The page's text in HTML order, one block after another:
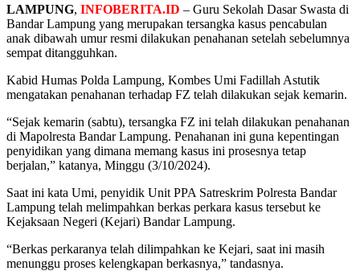
LAMPUNG, INFOBERITA.ID – Guru Sekolah Dasar Swasta di
Bandar Lampung yang merupakan tersangka kasus pencabulan
anak dibawah umur resmi dilakukan penahanan setelah sebelumnya
sempat ditangguhkan.
Kabid Humas Polda Lampung, Kombes Umi Fadillah Astutik
mengatakan penahanan terhadap FZ telah dilakukan sejak kemarin.
“Sejak kemarin (sabtu), tersangka FZ ini telah dilakukan penahanan
di Mapolresta Bandar Lampung. Penahanan ini guna kepentingan
penyidikan yang dimana memang kasus ini prosesnya tetap
berjalan,” katanya, Minggu (3/10/2024).
Saat ini kata Umi, penyidik Unit PPA Satreskrim Polresta Bandar
Lampung telah melimpahkan berkas perkara kasus tersebut ke
Kejaksaan Negeri (Kejari) Bandar Lampung.
“Berkas perkaranya telah dilimpahkan ke Kejari, saat ini masih
menunggu proses kelengkapan berkasnya,” tandasnya.